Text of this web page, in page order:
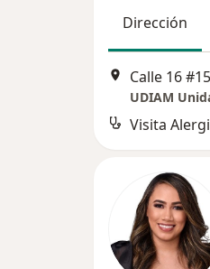
Dirección
Calle 16